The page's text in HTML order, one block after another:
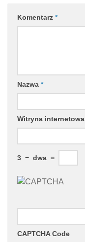
Komentarz *
Nazwa *
Witryna internetowa
3 − dwa =
CAPTCHA Code